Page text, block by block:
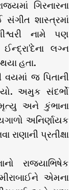
ગિરનારના
સંગીત શાસ્ત્રમાં
નામે પણ
લગ્ન
હતા.
વયમાં જ પિતાની
અમુક સંદર્ભો
અને કુંભાના
અનિર્ણાયક
પ્રતીક્ષા
રાજ્યાભિષેક
એમના